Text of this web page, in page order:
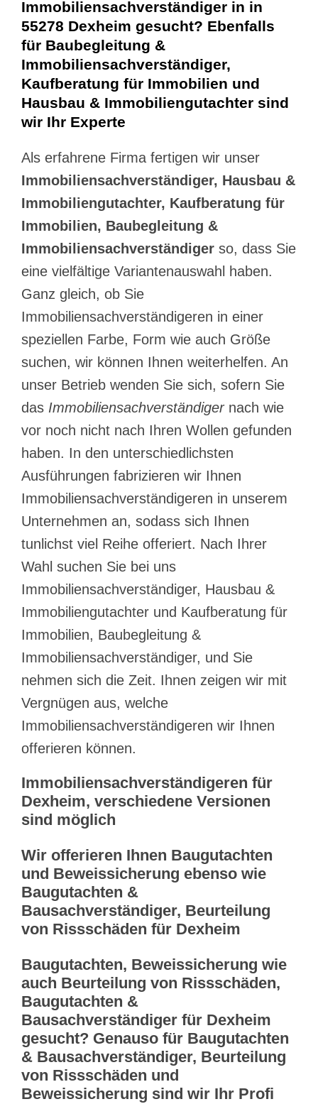
Immobiliensachverständiger in in
55278 Dexheim gesucht? Ebenfalls
für Baubegleitung &
Immobiliensachverständiger,
Kaufberatung für Immobilien und
Hausbau & Immobiliengutachter sind
wir Ihr Experte
Als erfahrene Firma fertigen wir unser
Immobiliensachverständiger, Hausbau &
Immobiliengutachter, Kaufberatung für
Immobilien, Baubegleitung &
Immobiliensachverständiger so, dass Sie
eine vielfältige Variantenauswahl haben.
Ganz gleich, ob Sie
Immobiliensachverständigeren in einer
speziellen Farbe, Form wie auch Größe
suchen, wir können Ihnen weiterhelfen. An
unser Betrieb wenden Sie sich, sofern Sie
das Immobiliensachverständigernach wie
vor noch nicht nach Ihren Wollen gefunden
haben. In den unterschiedlichsten
Ausführungen fabrizieren wir Ihnen
Immobiliensachverständigeren in unserem
Unternehmen an, sodass sich Ihnen
tunlichst viel Reihe offeriert. Nach Ihrer
Wahl suchen Sie bei uns
Immobiliensachverständiger, Hausbau &
Immobiliengutachter und Kaufberatung für
Immobilien, Baubegleitung &
Immobiliensachverständiger, und Sie
nehmen sich die Zeit. Ihnen zeigen wir mit
Vergnügen aus, welche
Immobiliensachverständigeren wir Ihnen
offerieren können.
Immobiliensachverständigeren für
Dexheim, verschiedene Versionen
sind möglich
Wir offerieren Ihnen Baugutachten
und Beweissicherung ebenso wie
Baugutachten &
Bausachverständiger, Beurteilung
von Rissschäden für Dexheim
Baugutachten, Beweissicherung wie
auch Beurteilung von Rissschäden,
Baugutachten &
Bausachverständiger für Dexheim
gesucht? Genauso für Baugutachten
& Bausachverständiger, Beurteilung
von Rissschäden und
Beweissicherung sind wir Ihr Profi